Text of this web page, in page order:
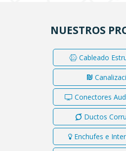
NUESTROS
Cableado
Conectores
Ductos
Enchufes e